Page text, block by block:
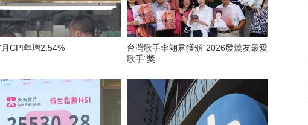
CPI年增2.54%
台灣歌手李翊君獲頒“2026發燒友最愛
歌手”獎